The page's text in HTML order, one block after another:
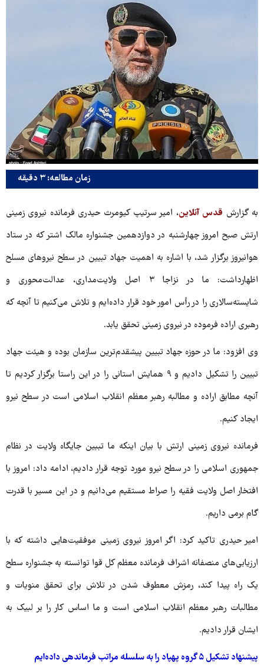
زمان مطالعه: ۳ دقیقه
به گزارش قدس آنلاین، امیر سرتیپ کیومرث حیدری فرمانده نیروی زمینی
ارتش صبح امروز چهارشنبه در دوازدهمین جشنواره مالک اشتر که در ستاد
هوانیروز برگزار شد، با اشاره به اهمیت جهاد تبیین در سطح نیروهای مسلح
اظهارداشت: ما در نزاجا ۳ اصل ولایت‌مداری، عدالت‌محوری و
شایسته‌سالاری را در رأس امور خود قرار داده‌ایم و تلاش می‌کنیم تا آنچه که
رهبری اراده فرموده در نیروی زمینی تحقق یابد.
وی افزود: ما در حوزه جهاد تبیین پیشقدم‌ترین سازمان بوده و هیئت جهاد
تبیین را تشکیل دادیم و ۹ همایش استانی را در این راستا برگزار کردیم تا
آنچه مطابق اراده و مطالبه رهبر معظم انقلاب اسلامی است در سطح نیرو
ایجاد کنیم.
فرمانده نیروی زمینی ارتش با بیان اینکه ما تببین جایگاه ولایت در نظام
جمهوری اسلامی را در سطح نیرو مورد توجه قرار دادیم، ادامه داد: امروز با
افتخار اصل ولایت فقیه را صراط مستقیم می‌دانیم و در این مسیر با قدرت
گام برمی داریم.
امیر حیدری تاکید کرد: اگر امروز نیروی زمینی موفقیت‌هایی داشته که با
ارزیابی‌های منصفانه اشراف فرمانده معظم کل قوا توانسته به جشنواره سطح
یک راه پیدا کند، رمزش معطوف شدن در تلاش برای تحقق منویات و
مطالبات رهبر معظم انقلاب اسلامی است و ما اساس کار را بر لبیک به
ایشان قرار دادیم.
پیشنهاد تشکیل ۵ گروه پهپاد را به سلسله مراتب فرماندهی داده‌ایم